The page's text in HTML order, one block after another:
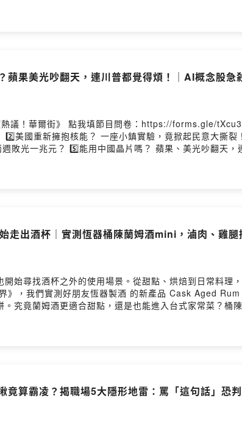
蘋果美光吵翻天，連川普都覺得煩！｜AI概念股
議！華爾街》 點我填節目問卷：https://forms.gle/
美國重新擁抱核能？ 一座小鎮實驗，竟掀起民意大撕
敗光一兆元？ 5️⃣能用中國晶片嗎？ 蘋果、美光吵翻天
：https://lihi.cc/b6t72 👉免費導讀電子報：https://
走出酒杯｜實測恆器桶陳蘭姆酒mini，滷肉、雞
始尋找酒杯之外的使用場景。從甜點、烘焙到日常料理
竟蘭姆酒更適合甜點，還是也能進入台式家常菜？桶陳與黑
竟算霸凌？揭職場5大隱形地雷：罵「這句話」恐